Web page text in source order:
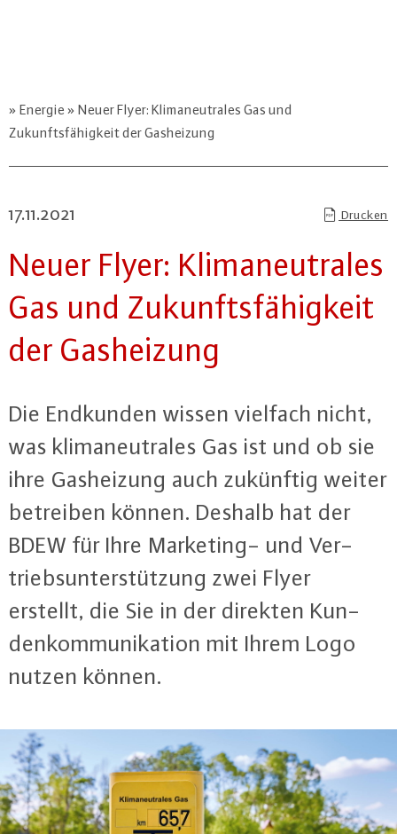
Energie
Neuer Flyer: Klimaneutrales Gas und
Zukunftsfähigkeit der Gasheizung
17.11.2021 Drucken
Neuer Flyer: Kli­ma­neu­tra­les
Gas und Zu­kunfts­fä­hig­keit
der Gas­hei­zung
Die Endkunden wissen vielfach nicht,
was kli­ma­neu­tra­les Gas ist und ob sie
ihre Gas­hei­zung auch zukünftig weiter
betreiben können. Deshalb hat der
BDEW für Ihre Mar­ke­ting- und Ver­
triebs­un­ter­stüt­zung zwei Flyer
erstellt, die Sie in der direkten Kun­
den­kom­mu­ni­ka­ti­on mit Ihrem Logo
nutzen können.